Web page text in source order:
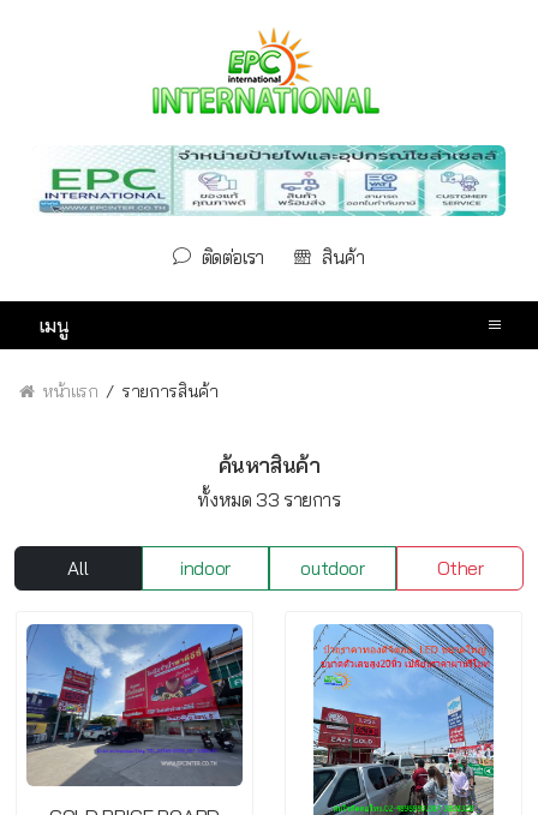
ติดต่อเรา สินค้า
เมนู
หน้าแรก รายการสินค้า
ค้นหาสินค้า
ทั้งหมด 33 รายการ
All indoor outdoor Other